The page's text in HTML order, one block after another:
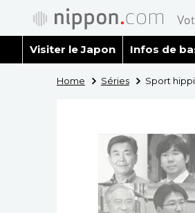
Visiter le Japon Infos de
Home Séries Sport